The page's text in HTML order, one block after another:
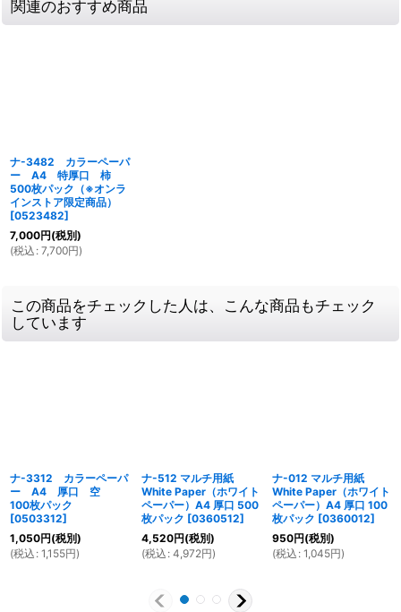
関連のおすすめ商品
ナ-3482 カラーペーパ
ー A4 特厚口 柿
500枚パック（※オンラ
インストア限定商品）
[0523482]
7,000円(税別)
(税込 : 7,700円)
この商品をチェックした人は、こんな商品もチェック
しています
ナ-3312 カラーペーパ
ー A4 厚口 空
100枚パック
[0503312]
1,050円(税別)
(税込 : 1,155円)
ナ-512 マルチ用紙
White Paper（ホワイト
ペーパー）A4 厚口 500
枚パック [0360512]
4,520円(税別)
(税込 : 4,972円)
ナ-012 マルチ用紙
White Paper（ホワイト
ペーパー）A4 厚口 100
枚パック [0360012]
950円(税別)
(税込 : 1,045円)